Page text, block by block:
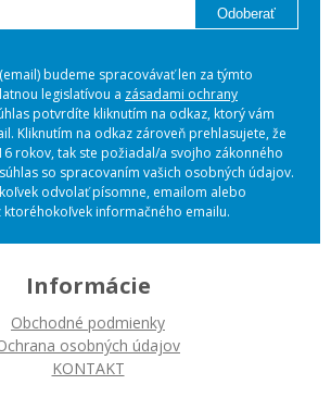
Odoberať
budeme spracovávať len za týmto
legislatívou a zásadami ochrany
potvrdíte kliknutím na odkaz, ktorý vám
Kliknutím na odkaz zároveň prehlasujete, že
rokov, tak ste požiadal/a svojho zákonného
so spracovaním vašich osobných údajov.
odvolať písomne, emailom alebo
ktoréhokoľvek informačného emailu.
Informácie
Obchodné podmienky
osobných údajov
KONTAKT